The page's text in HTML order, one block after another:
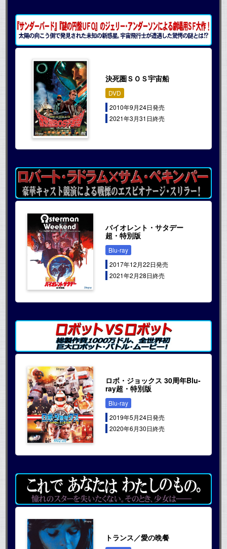
決死圏ＳＯＳ宇宙船
DVD
2010年9月24日発売
2021年3月31日終売
バイオレント・サタデー
超・特別版
Blu-ray
2017年12月22日発売
2021年2月28日終売
ロボ・ジョックス 30周年Blu-
ray超・特別版
Blu-ray
2019年5月24日発売
2020年6月30日終売
トランス／愛の晩餐